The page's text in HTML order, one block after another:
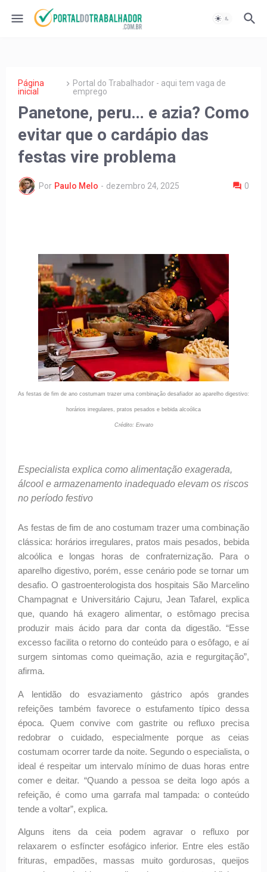
Página
inicial
Portal do Trabalhador - aqui tem vaga de
emprego
Panetone, peru… e azia? Como
evitar que o cardápio das
festas vire problema
Por Paulo Melo - dezembro 24, 2025 0
As festas de fim de ano costumam trazer uma combinação desafiador ao aparelho digestivo:
horários irregulares, pratos pesados e bebida alcoólica
Crédito: Envato
Especialista explica como alimentação exagerada,
álcool e armazenamento inadequado elevam os riscos
no período festivo
As festas de fim de ano costumam trazer uma combinação
clássica: horários irregulares, pratos mais pesados, bebida
alcoólica e longas horas de confraternização. Para o
aparelho digestivo, porém, esse cenário pode se tornar um
desafio. O gastroenterologista dos hospitais São Marcelino
Champagnat e Universitário Cajuru, Jean Tafarel, explica
que, quando há exagero alimentar, o estômago precisa
produzir mais ácido para dar conta da digestão. “Esse
excesso facilita o retorno do conteúdo para o esôfago, e aí
surgem sintomas como queimação, azia e regurgitação”,
afirma.
A lentidão do esvaziamento gástrico após grandes
refeições também favorece o estufamento típico dessa
época. Quem convive com gastrite ou refluxo precisa
redobrar o cuidado, especialmente porque as ceias
costumam ocorrer tarde da noite. Segundo o especialista, o
ideal é respeitar um intervalo mínimo de duas horas entre
comer e deitar. “Quando a pessoa se deita logo após a
refeição, é como uma garrafa mal tampada: o conteúdo
tende a voltar”, explica.
Alguns itens da ceia podem agravar o refluxo por
relaxarem o esfíncter esofágico inferior. Entre eles estão
frituras, empadões, massas muito gordurosas, queijos